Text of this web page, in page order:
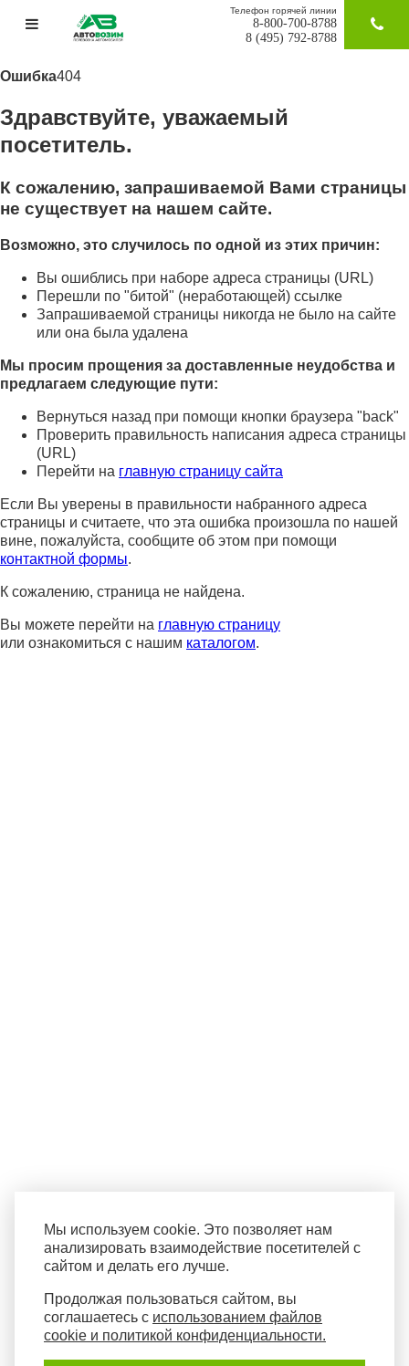
Телефон горячей линии
8-800-700-8788
8 (495) 792-8788
Ошибка404
Здравствуйте, уважаемый
посетитель.
К сожалению, запрашиваемой Вами страницы
не существует на нашем сайте.
Возможно, это случилось по одной из этих причин:
Вы ошиблись при наборе адреса страницы (URL)
Перешли по "битой" (неработающей) ссылке
Запрашиваемой страницы никогда не было на сайте
или она была удалена
Мы просим прощения за доставленные неудобства и
предлагаем следующие пути:
Вернуться назад при помощи кнопки браузера "back"
Проверить правильность написания адреса страницы
(URL)
Перейти на главную страницу сайта
Если Вы уверены в правильности набранного адреса
страницы и считаете, что эта ошибка произошла по нашей
вине, пожалуйста, сообщите об этом при помощи
контактной формы.
К сожалению, страница не найдена.
Вы можете перейти на главную страницу
или ознакомиться с нашим каталогом.
Мы используем cookie. Это позволяет нам
анализировать взаимодействие посетителей с
сайтом и делать его лучше.
Продолжая пользоваться сайтом, вы
соглашаетесь с использованием файлов
cookie и политикой конфиденциальности.